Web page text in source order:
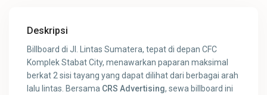
Deskripsi
Billboard di Jl. Lintas Sumatera, tepat di depan CFC
Komplek Stabat City, menawarkan paparan maksimal
berkat 2 sisi tayang yang dapat dilihat dari berbagai arah
lalu lintas. Bersama CRS Advertising, sewa billboard ini